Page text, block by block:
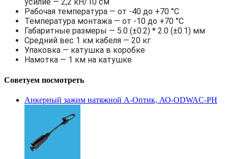
усилие — 2,2 кН/10 см
Рабочая температура — от -40 до +70 °С
Температура монтажа — от -10 до +70 °С
Габаритные размеры — 5.0 (±0.2) * 2.0 (±0.1) мм
Средний вес 1 км кабеля — 20 кг
Упаковка — катушка в коробке
Намотка — 1 км на катушке
Советуем посмотреть
Анкерный зажим натяжной А-Оптик, АО-ODWAC-PH